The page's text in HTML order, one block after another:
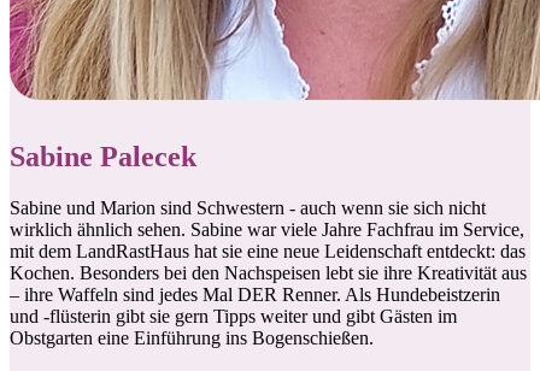
Sabine Palecek
Sabine und Marion sind Schwestern - auch wenn sie sich nicht
wirklich ähnlich sehen. Sabine war viele Jahre Fachfrau im Service,
mit dem LandRastHaus hat sie eine neue Leidenschaft entdeckt: das
Kochen. Besonders bei den Nachspeisen lebt sie ihre Kreativität aus
– ihre Waffeln sind jedes Mal DER Renner. Als Hundebeistzerin
und -flüsterin gibt sie gern Tipps weiter und gibt Gästen im
Obstgarten eine Einführung ins Bogenschießen.